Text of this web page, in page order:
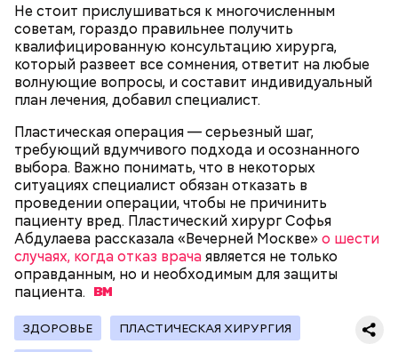
Не стоит прислушиваться к многочисленным
советам, гораздо правильнее получить
квалифицированную консультацию хирурга,
который развеет все сомнения, ответит на любые
волнующие вопросы, и составит индивидуальный
план лечения, добавил специалист.
Пластическая операция — серьезный шаг,
требующий вдумчивого подхода и осознанного
выбора. Важно понимать, что в некоторых
ситуациях специалист обязан отказать в
проведении операции, чтобы не причинить
пациенту вред. Пластический хирург Софья
Абдулаева рассказала «Вечерней Москве»о шести
случаях, когда отказ врачаявляется не только
оправданным, но и необходимым для защиты
пациента.
ЗДОРОВЬЕ ПЛАСТИЧЕСКАЯ ХИРУРГИЯ
— Кабачки, порезанные кубиками, нужно легко
обжарить на сковороде. К ним добавляются зелень
петрушки, чеснок, соль и оливковое масло.
Получается очень вкусно, — поделился рецептом
Копылов.
— В дыне содержится много сахара, который
представлен фруктозой. С одной стороны — это
хорошо, потому что дает энергию. Но важно
помнить, что сладкими дынями не нужно сильно
увлекаться, так же как и арбузами, людям с
сахарным диабетом и лишним весом, —
подчеркнула доктор.